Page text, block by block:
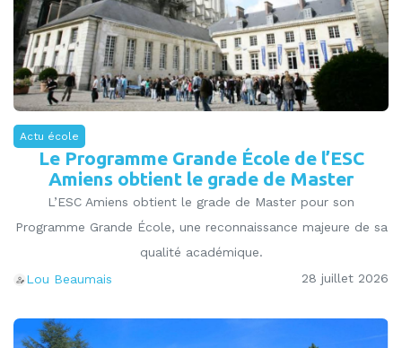
Actu école
Le Programme Grande École de l’ESC
Amiens obtient le grade de Master
L’ESC Amiens obtient le grade de Master pour son
Programme Grande École, une reconnaissance majeure de sa
qualité académique.
Lou Beaumais
28 juillet 2026